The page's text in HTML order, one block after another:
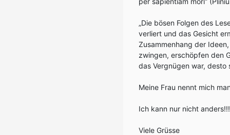
„Die bösen Folgen des
verliert und das Gesicht
Zusammenhang der
zwingen, erschöpfen den
das Vergnügen war, desto
Meine Frau nennt mich
Ich kann nur nicht
Viele Grüsse